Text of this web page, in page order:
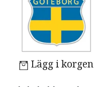
Lägg i korgen